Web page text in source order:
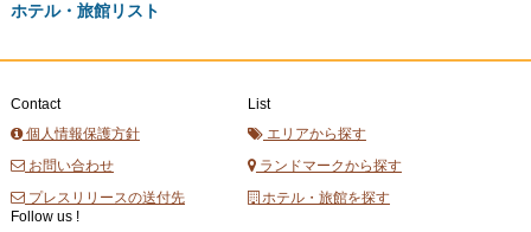
ホテル・旅館リスト
Contact
個人情報保護方針
お問い合わせ
プレスリリースの送付先
List
エリアから探す
ランドマークから探す
ホテル・旅館を探す
Follow us !